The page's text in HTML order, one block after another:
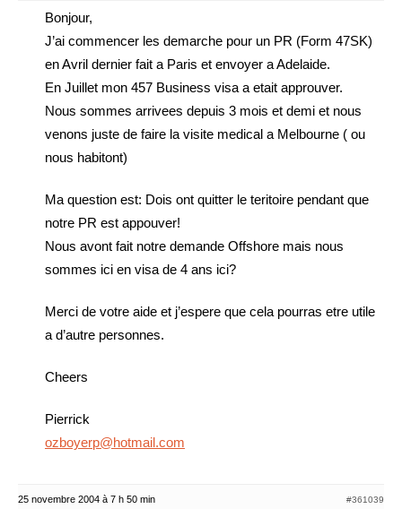
Bonjour,
J’ai commencer les demarche pour un PR (Form 47SK)
en Avril dernier fait a Paris et envoyer a Adelaide.
En Juillet mon 457 Business visa a etait approuver.
Nous sommes arrivees depuis 3 mois et demi et nous
venons juste de faire la visite medical a Melbourne ( ou
nous habitont)
Ma question est: Dois ont quitter le teritoire pendant que
notre PR est appouver!
Nous avont fait notre demande Offshore mais nous
sommes ici en visa de 4 ans ici?
Merci de votre aide et j’espere que cela pourras etre utile
a d’autre personnes.
Cheers
Pierrick
ozboyerp@hotmail.com
25 novembre 2004 à 7 h 50 min #361039